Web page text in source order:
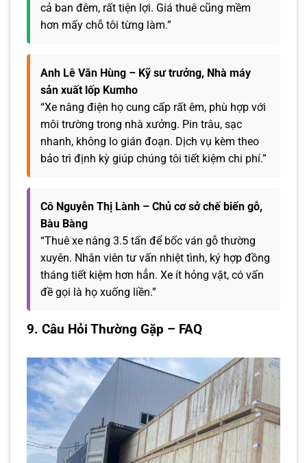
cả ban đêm, rất tiện lợi. Giá thuê cũng mềm
hơn mấy chỗ tôi từng làm.”
Anh Lê Văn Hùng – Kỹ sư trưởng, Nhà máy
sản xuất lốp Kumho
“Xe nâng điện họ cung cấp rất êm, phù hợp với
môi trường trong nhà xưởng. Pin trâu, sạc
nhanh, không lo gián đoạn. Dịch vụ kèm theo
bảo trì định kỳ giúp chúng tôi tiết kiệm chi phí.”
Cô Nguyễn Thị Lành – Chủ cơ sở chế biến gỗ,
Bàu Bàng
“Thuê xe nâng 3.5 tấn để bốc ván gỗ thường
xuyên. Nhân viên tư vấn nhiệt tình, ký hợp đồng
tháng tiết kiệm hơn hẳn. Xe ít hỏng vặt, có vấn
đề gọi là họ xuống liền.”
9. Câu Hỏi Thường Gặp – FAQ